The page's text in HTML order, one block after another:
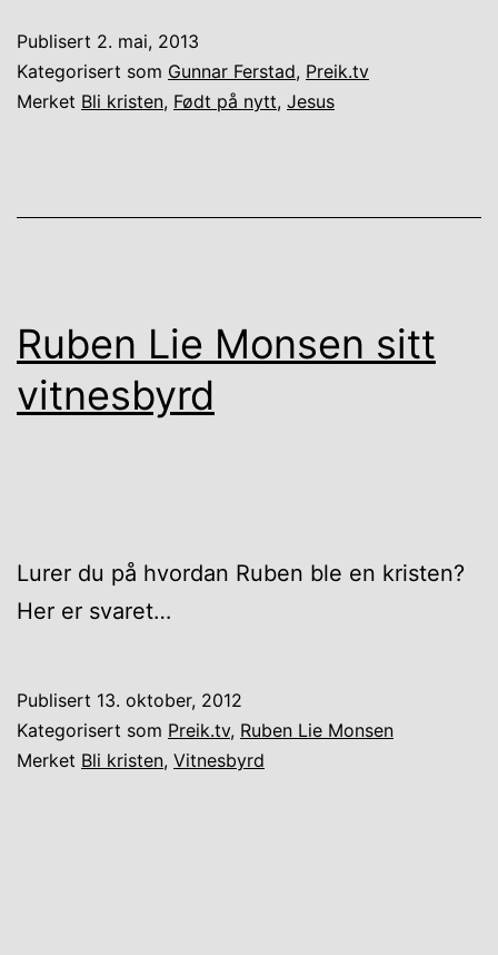
Publisert 2. mai, 2013
Kategorisert som Gunnar Ferstad, Preik.tv
Merket Bli kristen, Født på nytt, Jesus
Ruben Lie Monsen sitt
vitnesbyrd
Lurer du på hvordan Ruben ble en kristen?
Her er svaret…
Publisert 13. oktober, 2012
Kategorisert som Preik.tv, Ruben Lie Monsen
Merket Bli kristen, Vitnesbyrd